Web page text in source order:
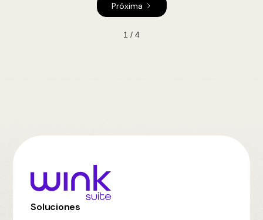
Próxima
1 / 4
Soluciones